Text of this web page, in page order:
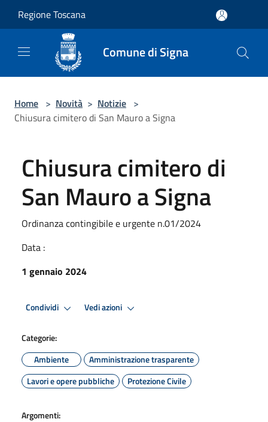
Regione Toscana
Comune di Signa
Home > Novità > Notizie >
Chiusura cimitero di San Mauro a Signa
Chiusura cimitero di
San Mauro a Signa
Ordinanza contingibile e urgente n.01/2024
Data :
1 gennaio 2024
Condividi Vedi azioni
Categorie:
Ambiente
Amministrazione trasparente
Lavori e opere pubbliche
Protezione Civile
Argomenti: